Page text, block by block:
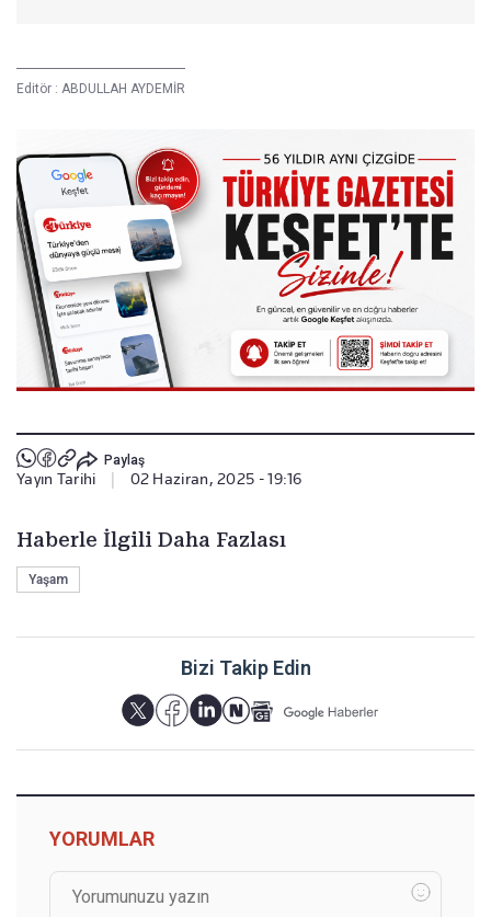
Editör : ABDULLAH AYDEMİR
Paylaş
Yayın Tarihi 02 Haziran, 2025 - 19:16
Haberle İlgili Daha Fazlası
Yaşam
Bizi Takip Edin
YORUMLAR